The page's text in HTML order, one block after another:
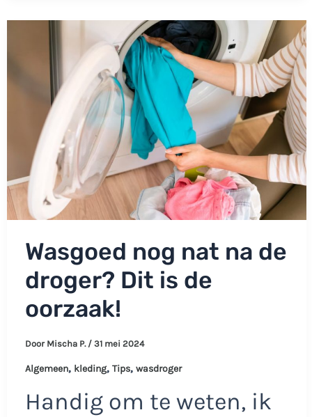
toe:
wel
toegestaan!
Wasgoed nog nat na de
droger? Dit is de
oorzaak!
Door Mischa P. / 31 mei 2024
Algemeen, kleding, Tips, wasdroger
Handig om te weten, ik